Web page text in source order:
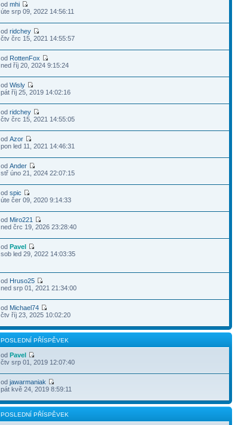
odmhi
úte srp 09, 2022 14:56:11
odridchey
čtv črc 15, 2021 14:55:57
od RottenFox
ned říj 20, 2024 9:15:24
odWisly
pát říj 25, 2019 14:02:16
odridchey
čtv črc 15, 2021 14:55:05
odAzor
pon led 11, 2021 14:46:31
odAnder
stř úno 21, 2024 22:07:15
odspic
úte čer 09, 2020 9:14:33
od Miro221
ned črc 19, 2026 23:28:40
odPavel
sob led 29, 2022 14:03:35
od Hruso25
ned srp 01, 2021 21:34:00
od Michael74
čtv říj 23, 2025 10:02:20
POSLEDNÍ PŘÍSPĚVEK
odPavel
čtv srp 01, 2019 12:07:40
odjawarmaniak
pát kvě 24, 2019 8:59:11
POSLEDNÍ PŘÍSPĚVEK